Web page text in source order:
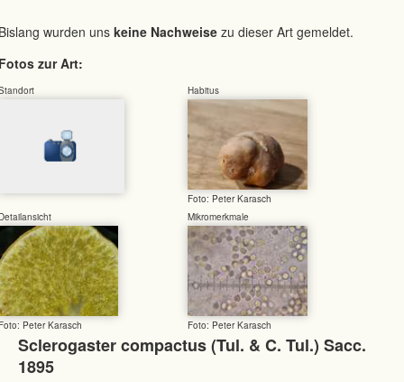
wurden uns keine Nachweise zu dieser Art gemeldet.
zur Art:
Habitus
Foto: Peter Karasch
Peter Karasch
Mikromerkmale
Foto: Peter Karasch
Sclerogaster compactus (Tul. & C. Tul.) Sacc.
1895